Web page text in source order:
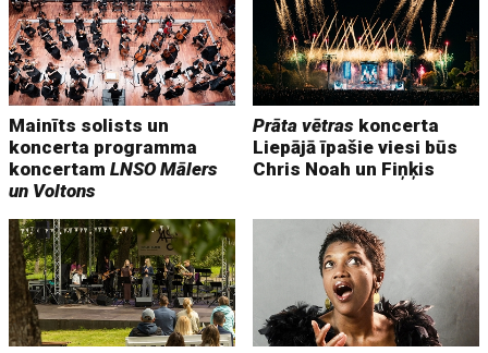
Mainīts solists un
koncerta programma
koncertamLNSO Mālers
un Voltons
Prāta vētras koncerta
Liepājā īpašie viesi būs
Chris Noah un Fiņķis